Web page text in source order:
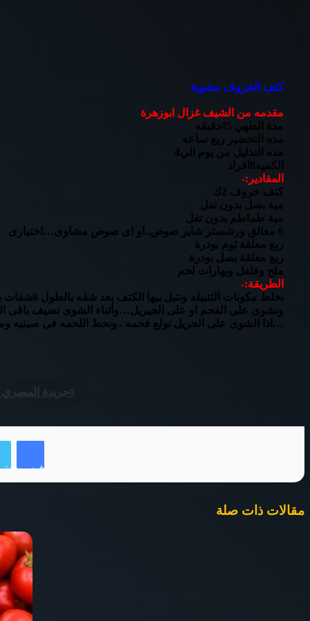
كتف الخروف مشوية
مقدمه من الشيف غزال ابوزهرة
مدة الطهي 45دقيقه
مده التحضير ربع ساعه
مده التدليل من يوم الي4
الكميه8افراد
المقادير:-
كتف خروف 2ك
مية بصل بدون تفل
مية طماطم بدون تفل
6 معالق ورشستر شاير صوص..او اى صوص مشاوى…اختيارى
ربع معلقة ثوم بودرة
ربع معلقة بصل بودرة
ملح وفلفل وبهارات لحم
الطريقة:-
نخلط مكونات التتبيله ونتبل بيها الكتف بعد شقه بالطول 8شقات بالسكين..ويفضل قبل بليله…ونضيف 3 ملاعق من الصوص …
ونشوى على الفحم او على الجيريل…وأثناء الشوى نضيف باقى
…اذا الشوى على الجريل نولع فحمه ..ونحط اللحمه فى صينيه ومعاها
جريدة المصري
فيسبوك
مقالات ذات صلة